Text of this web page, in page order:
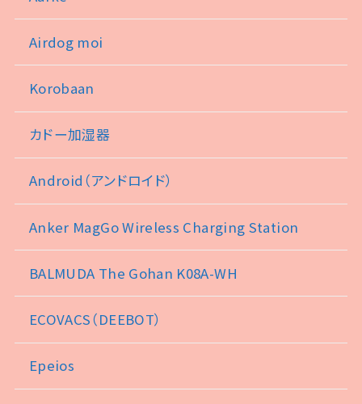
Airdog moi
Korobaan
カドー加湿器
Android（アンドロイド）
Anker MagGo Wireless Charging Station
BALMUDA The Gohan K08A-WH
ECOVACS（DEEBOT）
Epeios